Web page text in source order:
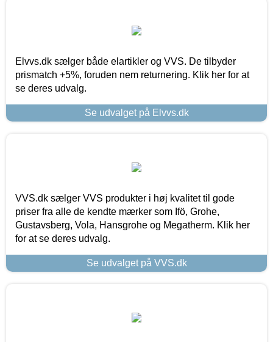
Elvvs.dk sælger både elartikler og VVS. De tilbyder
prismatch +5%, foruden nem returnering. Klik her for at
se deres udvalg.
Se udvalget på Elvvs.dk
VVS.dk sælger VVS produkter i høj kvalitet til gode
priser fra alle de kendte mærker som Ifö, Grohe,
Gustavsberg, Vola, Hansgrohe og Megatherm. Klik her
for at se deres udvalg.
Se udvalget på VVS.dk